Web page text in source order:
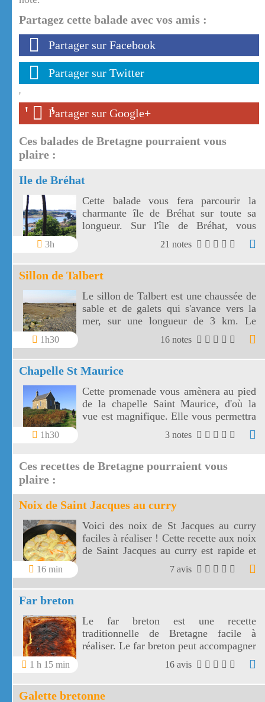
Partagez cette balade avec vos amis :
Partager sur Facebook
Partager sur Twitter
'
' '
Partager sur Google+
Ces balades de Bretagne pourraient vous
plaire :
Ile de Bréhat
3h
Cette balade vous fera parcourir la
charmante île de Bréhat sur toute sa
longueur. Sur l'île de Bréhat, vous
découvrirez une végétation surprenante
avec des palmiers et des plantes
méditerranéennes.
21 notes
Sillon de Talbert
1h30
Le sillon de Talbert est une chaussée de
sable et de galets qui s'avance vers la
mer, sur une longueur de 3 km. Le
sillon de Talbert est un site unique en
16 notes
Chapelle St Maurice
1h30
Cette promenade vous amènera au pied
de la chapelle Saint Maurice, d'où la
vue est magnifique. Elle vous permettra
de vous promener sur l'estran, puis le
long des falaises, à travers la réserve
3 notes
Ces recettes de Bretagne pourraient vous
plaire :
Noix de Saint Jacques au curry
16 min
Voici des noix de St Jacques au curry
faciles à réaliser ! Cette recette aux noix
de Saint Jacques au curry est rapide et
excellente, sa crème au curry
accompagne délicieusement vos pâtes
ou votre riz.
7 avis
Far breton
1 h 15 min
Le far breton est une recette
traditionnelle de Bretagne facile à
réaliser. Le far breton peut accompagner
16 avis
Galette bretonne